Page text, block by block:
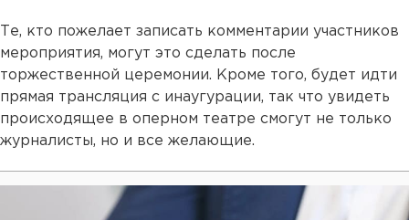
Те, кто пожелает записать комментарии участников
мероприятия, могут это сделать после
торжественной церемонии. Кроме того, будет идти
прямая трансляция с инаугурации, так что увидеть
происходящее в оперном театре смогут не только
журналисты, но и все желающие.